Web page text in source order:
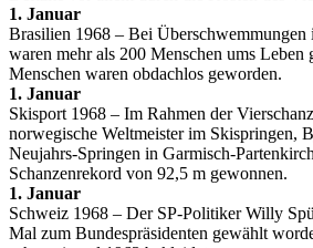
1. Januar
Brasilien 1968 – Bei Überschwemmungen
waren mehr als 200 Menschen ums
Menschen waren obdachlos geworden.
1. Januar
Skisport 1968 – Im Rahmen der
norwegische Weltmeister im Skispringen,
Neujahrs-Springen in Garmisch-
Schanzenrekord von 92,5 m gewonnen.
1. Januar
Schweiz 1968 – Der SP-Politiker Willy
Mal zum Bundespräsidenten gewählt